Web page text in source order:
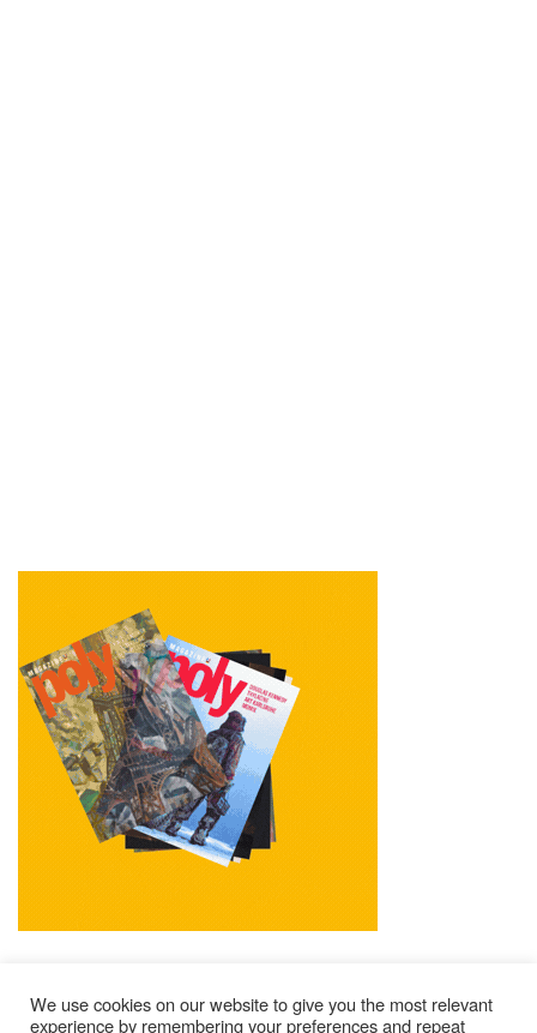
We use cookies on our website to give you the most relevant
experience by remembering your preferences and repeat